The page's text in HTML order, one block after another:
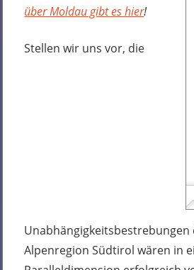
über Moldau gibt es hier!
Stellen wir uns vor, die
Unabhängigkeitsbestrebungen
Alpenregion Südtirol wären in